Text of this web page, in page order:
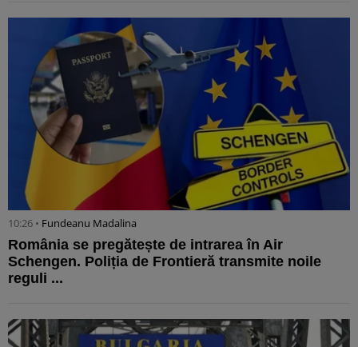
10:26 • Fundeanu Madalina
România se pregătește de intrarea în Air
Schengen. Poliția de Frontieră transmite noile
reguli ...